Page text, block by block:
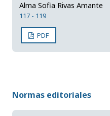
Alma Sofia Rivas Amante
117 - 119
PDF
Normas editoriales